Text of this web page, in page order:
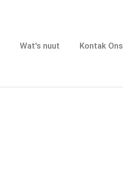
Wat's nuut Kontak Ons